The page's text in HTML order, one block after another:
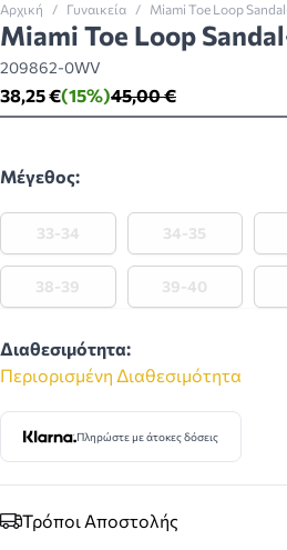
Αρχική / Γυναικεία / Miami Toe Loop
Miami Toe Loop
209862-0WV
45,00 €
(15%)
38,25 €
Μέγεθος:
33-34 34-35
38-39 39-40
Διαθεσιμότητα:
Περιορισμένη Διαθεσιμότητα
Πληρώστε με άτοκες δόσεις
Τρόποι Αποστολής